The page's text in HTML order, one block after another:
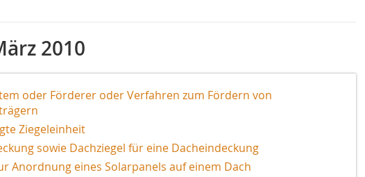
2010
oder Förderer oder Verfahren zum Fördern von
Ziegeleinheit
sowie Dachziegel für eine Dacheindeckung
Anordnung eines Solarpanels auf einem Dach